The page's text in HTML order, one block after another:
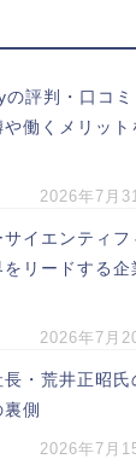
評判・口コミ
働くメリット
2026年7月
イエンティフ
リードする企
2026年7月
・荒井正昭氏
側
2026年7月